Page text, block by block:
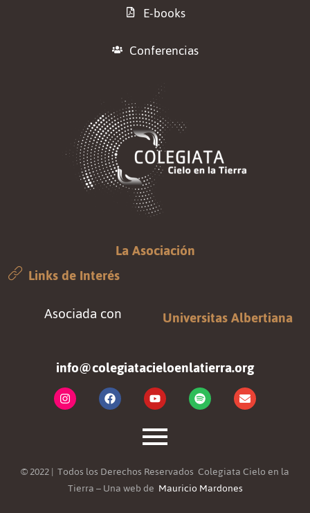
E-books
Conferencias
La Asociación
Links de Interés
Asociada con
Universitas Albertiana
info@colegiatacieloenlatierra.org
© 2022 | Todos los Derechos Reservados Colegiata Cielo en la
Tierra – Una web de Mauricio Mardones